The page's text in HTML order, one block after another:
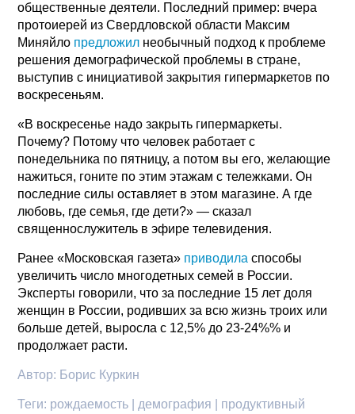
общественные деятели. Последний пример: вчера
протоиерей из Свердловской области Максим
Миняйло предложил необычный подход к проблеме
решения демографической проблемы в стране,
выступив с инициативой закрытия гипермаркетов по
воскресеньям.
«В воскресенье надо закрыть гипермаркеты.
Почему? Потому что человек работает с
понедельника по пятницу, а потом вы его, желающие
нажиться, гоните по этим этажам с тележками. Он
последние силы оставляет в этом магазине. А где
любовь, где семья, где дети?» — сказал
священнослужитель в эфире телевидения.
Ранее «Московская газета» приводила способы
увеличить число многодетных семей в России.
Эксперты говорили, что за последние 15 лет доля
женщин в России, родивших за всю жизнь троих или
больше детей, выросла с 12,5% до 23-24%% и
продолжает расти.
Автор: Борис Куркин
Теги: рождаемость | демография | продуктивный